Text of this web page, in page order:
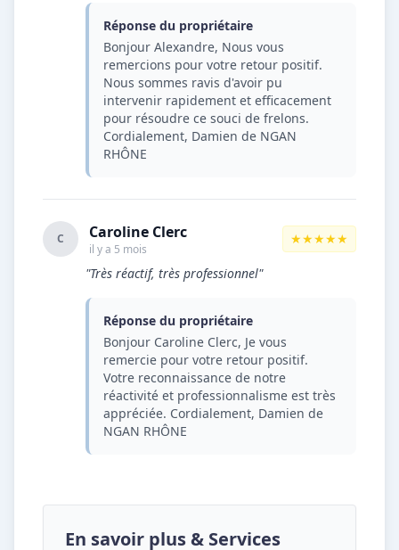
Réponse du propriétaire
Bonjour Alexandre, Nous vous
remercions pour votre retour positif.
Nous sommes ravis d'avoir pu
intervenir rapidement et efficacement
pour résoudre ce souci de frelons.
Cordialement, Damien de NGAN
RHÔNE
C Caroline Clerc
il y a 5 mois
★★★★★
"Très réactif, très professionnel"
Réponse du propriétaire
Bonjour Caroline Clerc, Je vous
remercie pour votre retour positif.
Votre reconnaissance de notre
réactivité et professionnalisme est très
appréciée. Cordialement, Damien de
NGAN RHÔNE
En savoir plus & Services